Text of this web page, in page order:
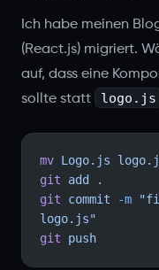
Ich habe meinen
(React.js) migriert.
auf, dass eine
sollte statt
logo.js
mv Logo.js
git add
.
git commit -m
logo.js"
git push